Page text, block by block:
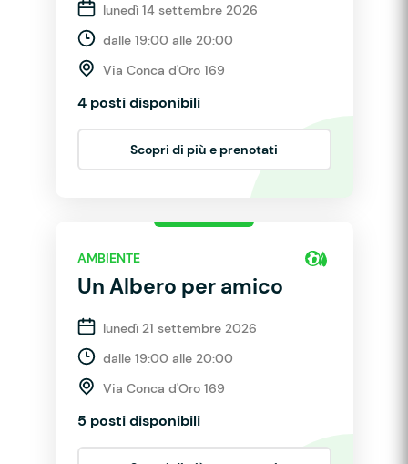
lunedì 14 settembre 2026
dalle 19:00 alle 20:00
Via Conca d'Oro 169
4 posti disponibili
Scopri di più e prenotati
AMBIENTE
Un Albero per amico
lunedì 21 settembre 2026
dalle 19:00 alle 20:00
Via Conca d'Oro 169
5 posti disponibili